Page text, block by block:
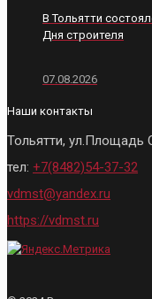
В Тольятти
Дня строителя
07.08.2026
Наши контакты
Тольятти, ул.Площадь
тел: +7(8482)54-37-32
vdmst@yandex.ru
https://vdmst.ru